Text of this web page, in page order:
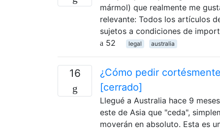
mármol) que realmente me
relevante: Todos los artículos
sujetos a condiciones de
52
legal australia
16
¿Cómo pedir
[cerrado]
Llegué a Australia hace 9
este de Asia que "ceda",
moverán en absoluto. Esta es